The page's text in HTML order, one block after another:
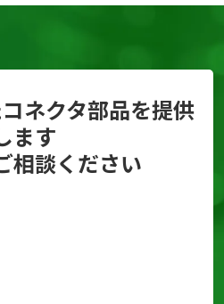
ネクタ部品を提供
ます
相談ください